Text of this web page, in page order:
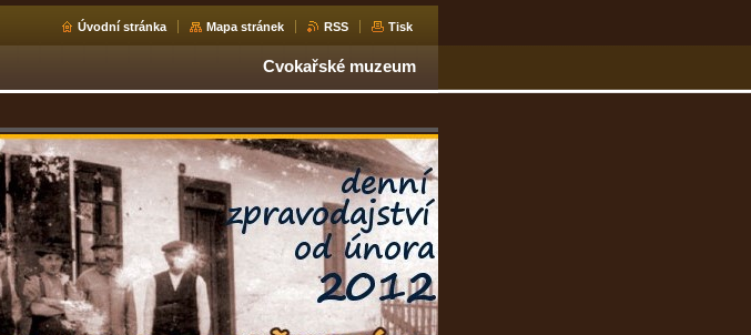
Úvodní stránka Mapa stránek RSS Tisk
Cvokařské muzeum